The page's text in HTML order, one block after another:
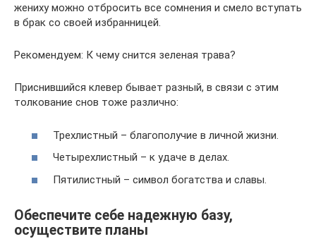
жениху можно отбросить все сомнения и смело вступать
в брак со своей избранницей.
Рекомендуем: К чему снится зеленая трава?
Приснившийся клевер бывает разный, в связи с этим
толкование снов тоже различно:
Трехлистный – благополучие в личной жизни.
Четырехлистный – к удаче в делах.
Пятилистный – символ богатства и славы.
Обеспечите себе надежную базу,
осуществите планы